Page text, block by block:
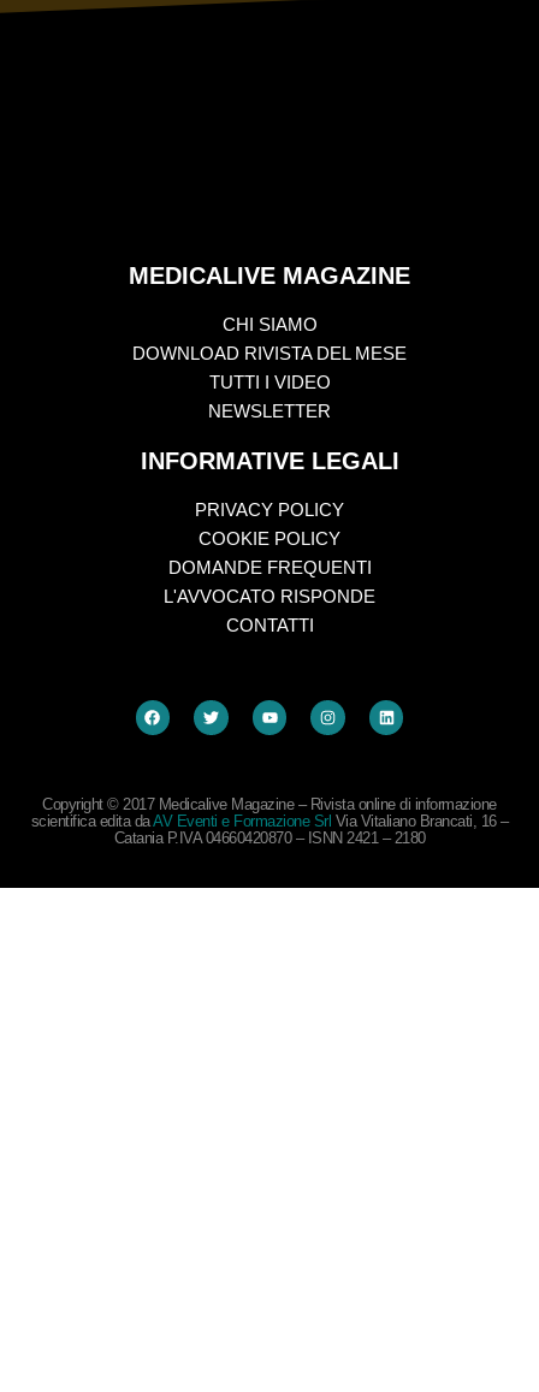
MEDICALIVE MAGAZINE
CHI SIAMO
DOWNLOAD RIVISTA DEL MESE
TUTTI I VIDEO
NEWSLETTER
INFORMATIVE LEGALI
PRIVACY POLICY
COOKIE POLICY
DOMANDE FREQUENTI
L'AVVOCATO RISPONDE
CONTATTI
Copyright © 2017 Medicalive Magazine – Rivista online di informazione
scientifica edita daAV Eventi e Formazione Srl Via Vitaliano Brancati, 16 –
Catania P.IVA 04660420870 – ISNN 2421 – 2180